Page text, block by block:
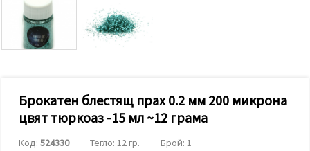
релевантно
съдържание
и реклами,
включително
с помощта
маркетинг.
Можеш да
съгласиш
Брокатен блестящ прах 0.2 мм 200 микрона
цвят тюркоаз -15 мл ~12 грама
Код: 524330 Тегло: 12 гр.
Брой: 1